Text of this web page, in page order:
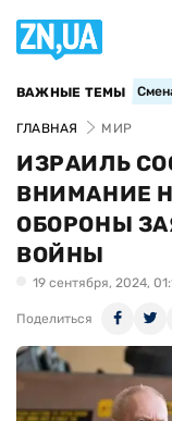
ВАЖНЫЕ ТЕМЫ
ГЛАВНАЯ МИР
ИЗРАИЛЬ
ВНИМАНИЕ
ОБОРОНЫ
ВОЙНЫ
19 сентября, 2024,
Поделиться